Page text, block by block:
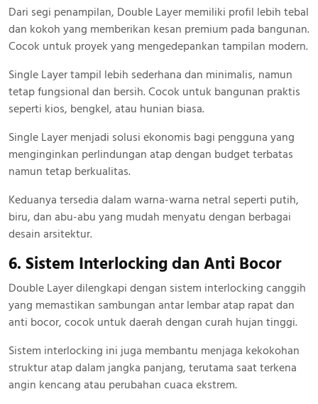
Dari segi penampilan, Double Layer memiliki profil lebih tebal
dan kokoh yang memberikan kesan premium pada bangunan.
Cocok untuk proyek yang mengedepankan tampilan modern.
Single Layer tampil lebih sederhana dan minimalis, namun
tetap fungsional dan bersih. Cocok untuk bangunan praktis
seperti kios, bengkel, atau hunian biasa.
Single Layer menjadi solusi ekonomis bagi pengguna yang
menginginkan perlindungan atap dengan budget terbatas
namun tetap berkualitas.
Keduanya tersedia dalam warna-warna netral seperti putih,
biru, dan abu-abu yang mudah menyatu dengan berbagai
desain arsitektur.
6. Sistem Interlocking dan Anti Bocor
Double Layer dilengkapi dengan sistem interlocking canggih
yang memastikan sambungan antar lembar atap rapat dan
anti bocor, cocok untuk daerah dengan curah hujan tinggi.
Sistem interlocking ini juga membantu menjaga kekokohan
struktur atap dalam jangka panjang, terutama saat terkena
angin kencang atau perubahan cuaca ekstrem.